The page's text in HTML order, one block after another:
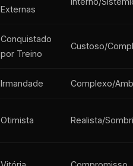
Externas
Conquistado
por Treino
Custoso/
Irmandade Complexo/
Otimista Realista/